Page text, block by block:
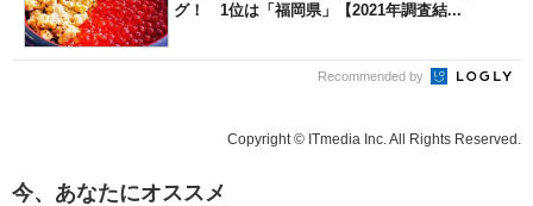
グ！ 1位は「福岡県」【2021年調査結...
Recommended by
Copyright © ITmedia Inc. All Rights Reserved.
今、あなたにオススメ